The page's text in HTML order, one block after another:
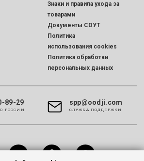
Знаки и правила ухода за
товарами
Документы СОУТ
Политика
использования cookies
Политика обработки
персональных данных
89-29
РОССИИ
spp@oodji.com
CЛУЖБА ПОДДЕРЖКИ